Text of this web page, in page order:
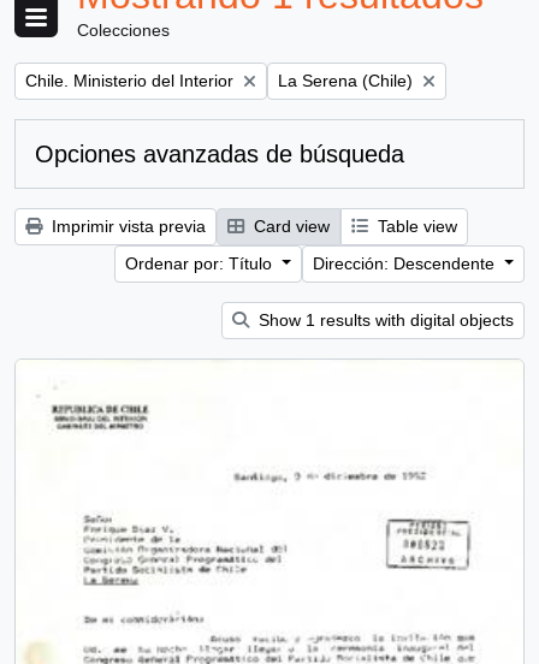
Colecciones
Remove filter:
Chile. Ministerio del Interior Remove filter:
La Serena (Chile)
Opciones avanzadas de búsqueda
Imprimir vista previa Card view
Table view
Ordenar por: Título
Dirección: Descendente
Show 1 results with digital objects